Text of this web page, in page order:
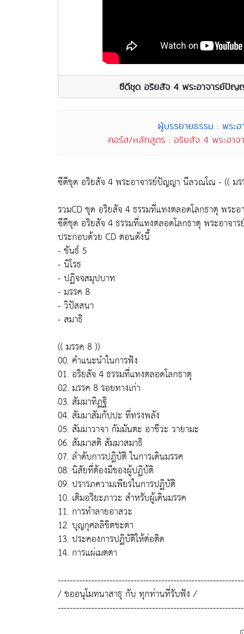
ซีดีชุด อริยสัจ 4 พระอาจารย์ปั
ผู้บรรยายธรรม : พร
คอร์ส/หลักสูตร : อริยสัจ 4 พระอ
ซีดีชุด อริยสัจ 4 พระอาจารย์ปัญญา นีลวณฺโณ - (( ม
รวมCD ชุด อริยสัจ 4 ธรรมที่แทงตลอดโลกธาตุ พร
ซีดีชุด อริยสัจ 4 ธรรมที่แทงตลอดโลกธาตุ พระอาจ
ประกอบด้วย CD ตอนดังนี้
- ขันธ์ 5
- นิโรธ
- ปฏิจจสมุปบาท
- มรรค 8
- วิปัสสนา
- สมาธิ
(( มรรค 8 ))
00. คำแนะนำในการฟัง
01. อริยสัจ 4 ธรรมที่แทงตลอดโลกธาตุ
02. มรรค 8 รอยทางเก่า
03. สัมมาทิฏฐิ
04. สัมมาสัมกัปปะ ที่ทรงพลัง
05. สัมมาวาจา กัมมันตะ อาชีวะ วายามะ
06. สัมมาสติ สัมมาสมาธิ
07. ลำดับการปฎิบัติ ในการเดินมรรค
08. นิสัยที่ต้องมีของผู้ปฏิบ้ติ
09. ปรารภความเพียรในการปฏิบัติ
10. เติมอริยะภาวะ สำหรับผู้เดินมรรค
11. การทำลายอาสวะ
12. บุญกุศลลิขิตชะตา
13. ประคองการปฏิบัติให้ต่อติด
14. การแผ่เมตตา
/ ขออนุโมทนาสาธุ กับ ทุกท่านที่รับฟัง /